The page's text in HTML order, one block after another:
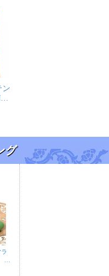
良かったです。
た。まとめ買いで
ニックという点に
賞味期限が近いも
山の種類があるの
ン
グ